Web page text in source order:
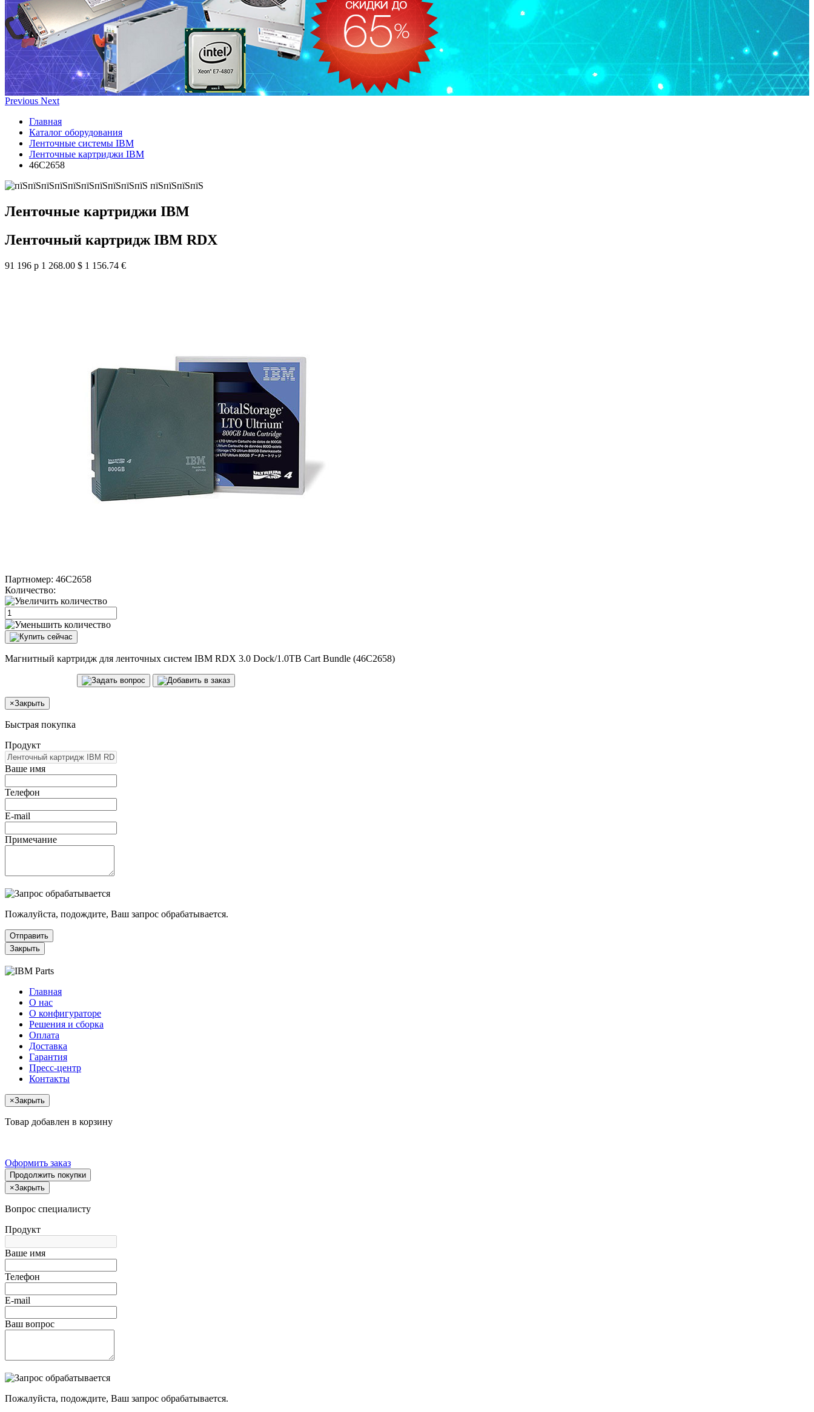
Previous Next
Главная
Каталог оборудования
Ленточные системы IBM
Ленточные картриджи IBM
46C2658
Ленточные картриджи IBM
Ленточный картридж IBM RDX
91 196 р 1 268.00 $ 1 156.74 €
Партномер: 46C2658
Количество:
Магнитный картридж для ленточных систем IBM RDX 3.0 Dock/1.0TB Cart Bundle (46C2658)
×Закрыть
Быстрая покупка
Продукт
Ваше имя
Телефон
E-mail
Примечание
Пожалуйста, подождите, Ваш запрос обрабатывается.
Отправить
Закрыть
Главная
О нас
О конфигураторе
Решения и сборка
Оплата
Доставка
Гарантия
Пресс-центр
Контакты
×Закрыть
Товар добавлен в корзину
Оформить заказ
Продолжить покупки
×Закрыть
Вопрос специалисту
Продукт
Ваше имя
Телефон
E-mail
Ваш вопрос
Пожалуйста, подождите, Ваш запрос обрабатывается.